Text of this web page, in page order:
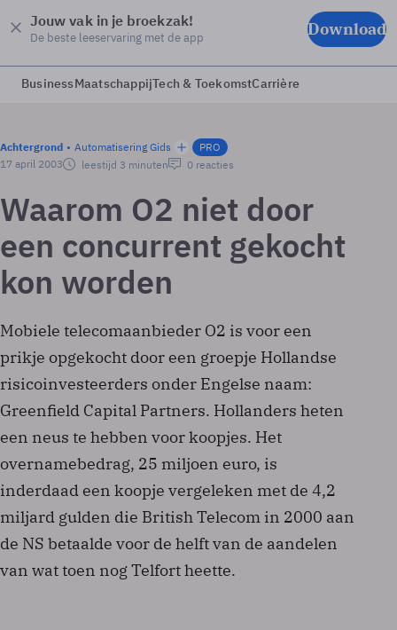
Jouw vak in je broekzak!
De beste leeservaring met de app Download
BusinessMaatschappijTech & ToekomstCarrière
Achtergrond Automatisering Gids
PRO
17 april 2003
leestijd 3 minuten 0 reacties
Waarom O2 niet door
een concurrent gekocht
kon worden
Mobiele telecomaanbieder O2 is voor een
prikje opgekocht door een groepje Hollandse
risico­investeerders onder Engelse naam:
Greenfield Capital Partners. Hollanders heten
een neus te hebben voor koopjes. Het
overnamebedrag, 25 miljoen euro, is
inderdaad een koopje vergeleken met de 4,2
miljard gulden die British Telecom in 2000 aan
de NS betaalde voor de helft van de aandelen
van wat toen nog Telfort heette.